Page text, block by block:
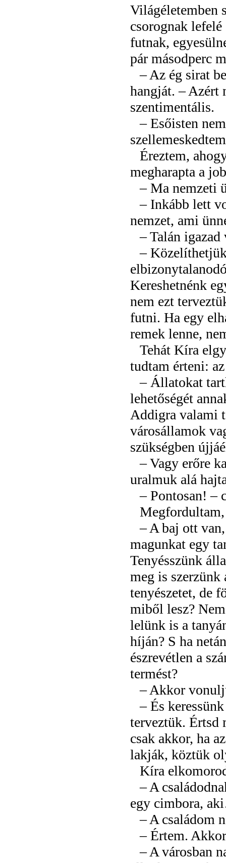
Világéletemben
csorognak lefelé
futnak,
pár másodperc
– Az ég sirat
hangját. – Azért
szentimentális.
– Esőisten
Éreztem,
megharapta a
– Ma nemzeti
– Inkább lett
nemzet, ami
– Talán igazad
–
Kereshetnénk
nem ezt
futni. Ha egy
remek lenne,
Tehát Kíra
tudtam érteni:
– Állatokat
lehetőségét
Addigra valami
városállamok
szükségben
– Vagy erőre
uralmuk alá
– Pontosan! –
– A baj ott
magunkat egy
Tenyésszünk
meg is
tenyészetet, de
miből lesz?
lelünk is a
híján? S ha
észrevétlen a
termést?
– Akkor
– És
terveztük. Értsd
csak akkor, ha
lakják, köztük
Kíra
– A
egy cimbora,
– A családom
– Értem.
– A városban